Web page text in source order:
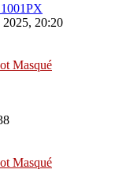
2025, 20:20
Masqué
Masqué